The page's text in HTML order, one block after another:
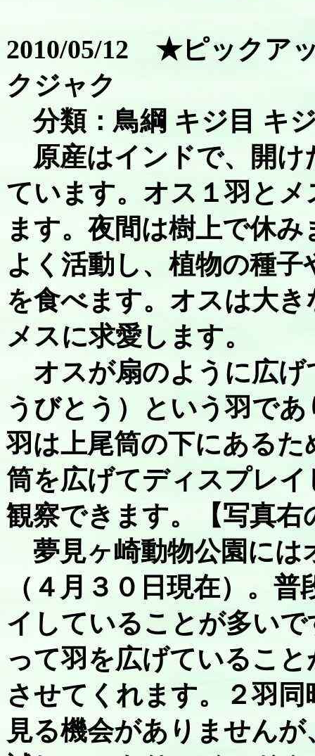
2010/05/12 ★ピックア
クジャク
分類：鳥綱 キジ目 キ
原産はインドで、開け
ています。オス１羽と
ます。夜間は樹上で休
よく活動し、植物の種
を食べます。オスは大
メスに求愛します。
オスが扇のように広げ
うびとう）という羽で
羽は上尾筒の下にある
筒を広げてディスプレ
観察できます。【写真右
夢見ヶ崎動物公園には
（４月３０日現在）。
イしていることが多い
って羽を広げているこ
させてくれます。２羽
見る機会がありません